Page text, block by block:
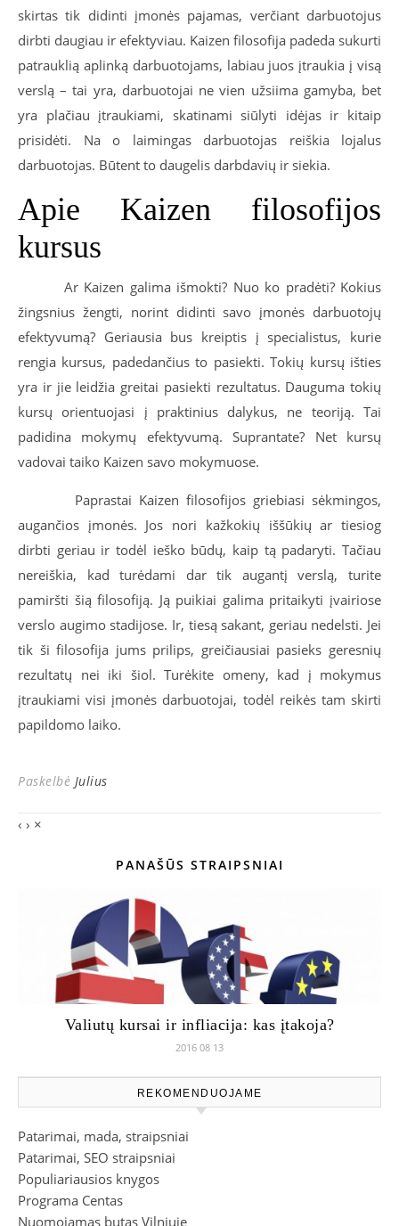
skirtas tik didinti įmonės pajamas, verčiant darbuotojus
dirbti daugiau ir efektyviau. Kaizen filosofija padeda sukurti
patrauklią aplinką darbuotojams, labiau juos įtraukia į visą
verslą – tai yra, darbuotojai ne vien užsiima gamyba, bet
yra plačiau įtraukiami, skatinami siūlyti idėjas ir kitaip
prisidėti. Na o laimingas darbuotojas reiškia lojalus
darbuotojas. Būtent to daugelis darbdavių ir siekia.
Apie Kaizen filosofijos
kursus
Ar Kaizen galima išmokti? Nuo ko pradėti? Kokius
žingsnius žengti, norint didinti savo įmonės darbuotojų
efektyvumą? Geriausia bus kreiptis į specialistus, kurie
rengia kursus, padedančius to pasiekti. Tokių kursų išties
yra ir jie leidžia greitai pasiekti rezultatus. Dauguma tokių
kursų orientuojasi į praktinius dalykus, ne teoriją. Tai
padidina mokymų efektyvumą. Suprantate? Net kursų
vadovai taiko Kaizen savo mokymuose.
Paprastai Kaizen filosofijos griebiasi sėkmingos,
augančios įmonės. Jos nori kažkokių iššūkių ar tiesiog
dirbti geriau ir todėl ieško būdų, kaip tą padaryti. Tačiau
nereiškia, kad turėdami dar tik augantį verslą, turite
pamiršti šią filosofiją. Ją puikiai galima pritaikyti įvairiose
verslo augimo stadijose. Ir, tiesą sakant, geriau nedelsti. Jei
tik ši filosofija jums prilips, greičiausiai pasieks geresnių
rezultatų nei iki šiol. Turėkite omeny, kad į mokymus
įtraukiami visi įmonės darbuotojai, todėl reikės tam skirti
papildomo laiko.
Paskelbė Julius
‹ › ×
PANAŠŪS STRAIPSNIAI
Valiutų kursai ir infliacija: kas įtakoja?
2016 08 13
REKOMENDUOJAME
Patarimai, mada, straipsniai
Patarimai, SEO straipsniai
Populiariausios knygos
Programa Centas
Nuomojamas butas Vilniuje